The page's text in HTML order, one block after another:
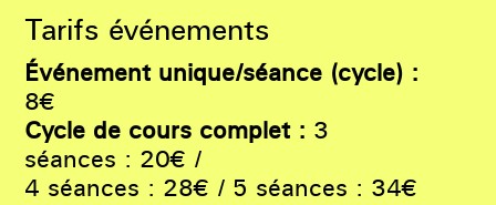
Tarifs événements
Événement unique/séance (cycle) :
8€
Cycle de cours complet : 3
séances : 20€ /
4 séances : 28€ / 5 séances : 34€